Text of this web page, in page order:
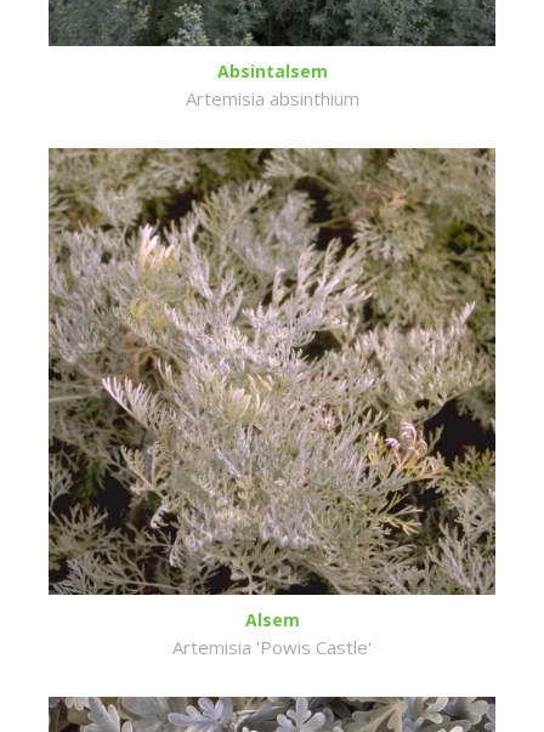
Absintalsem
Artemisia absinthium
Alsem
Artemisia 'Powis Castle'